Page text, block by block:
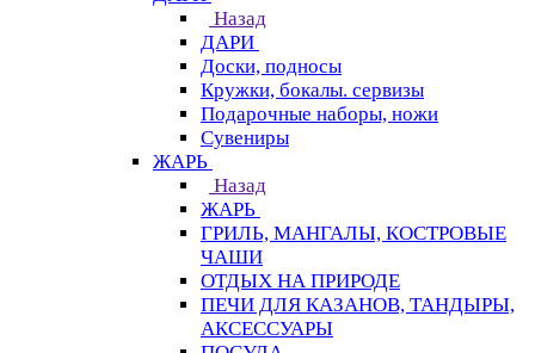
Назад
ДАРИ
Доски, подносы
Кружки, бокалы. сервизы
Подарочные наборы, ножи
Сувениры
ЖАРЬ
Назад
ЖАРЬ
ГРИЛЬ, МАНГАЛЫ, КОСТРОВЫЕ
ЧАШИ
ОТДЫХ НА ПРИРОДЕ
ПЕЧИ ДЛЯ КАЗАНОВ, ТАНДЫРЫ,
АКСЕССУАРЫ